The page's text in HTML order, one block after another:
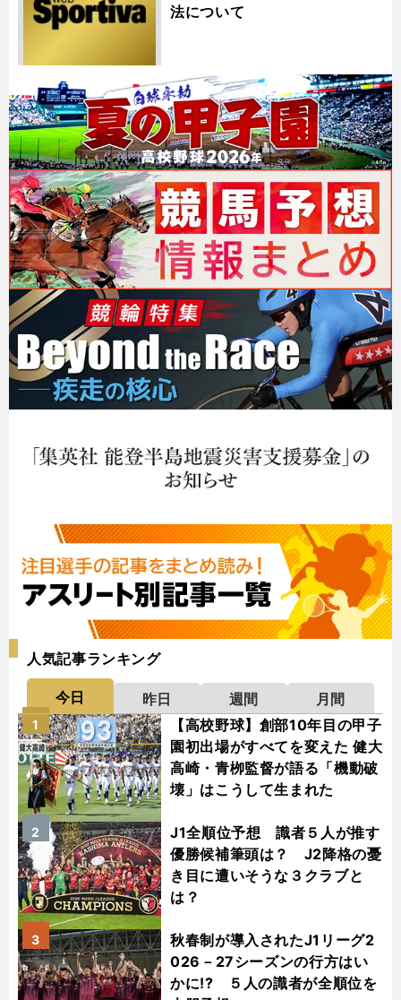
法について
人気記事ランキング
今日 昨日 週間
月間
【高校野球】創部10年目の甲子
園初出場がすべてを変えた 健大
高崎・青栁監督が語る「機動破
壊」はこうして生まれた
1
J1全順位予想 識者５人が推す
優勝候補筆頭は？ J2降格の憂
き目に遭いそうな３クラブと
は？
2
秋春制が導入されたJ1リーグ2
026－27シーズンの行方はい
かに!? ５人の識者が全順位を
3